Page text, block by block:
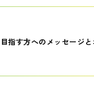
指す方へのメッセージ